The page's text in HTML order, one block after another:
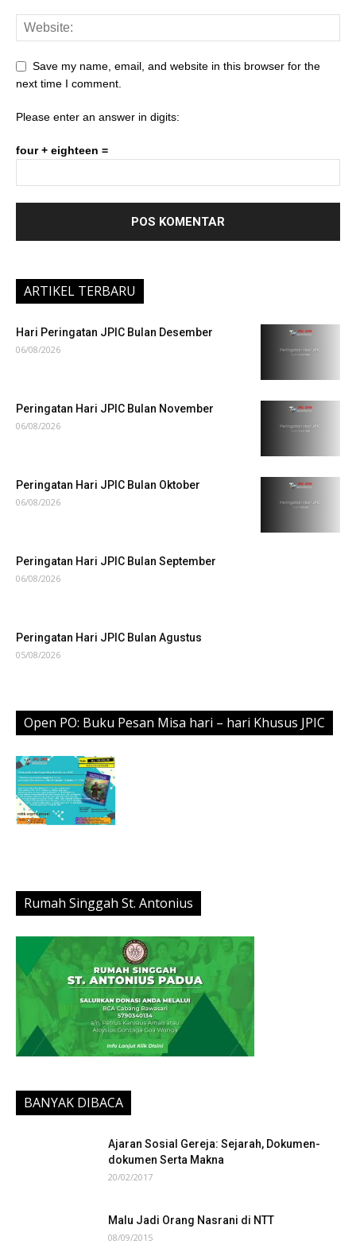
Save my name, email, and website in this browser for the
next time I comment.
Please enter an answer in digits:
four + eighteen =
ARTIKEL TERBARU
Hari Peringatan JPIC Bulan Desember
06/08/2026
Peringatan Hari JPIC Bulan November
06/08/2026
Peringatan Hari JPIC Bulan Oktober
06/08/2026
Peringatan Hari JPIC Bulan September
06/08/2026
Peringatan Hari JPIC Bulan Agustus
05/08/2026
Open PO: Buku Pesan Misa hari – hari Khusus JPIC
Rumah Singgah St. Antonius
BANYAK DIBACA
Ajaran Sosial Gereja: Sejarah, Dokumen-
dokumen Serta Makna
20/02/2017
Malu Jadi Orang Nasrani di NTT
08/09/2015